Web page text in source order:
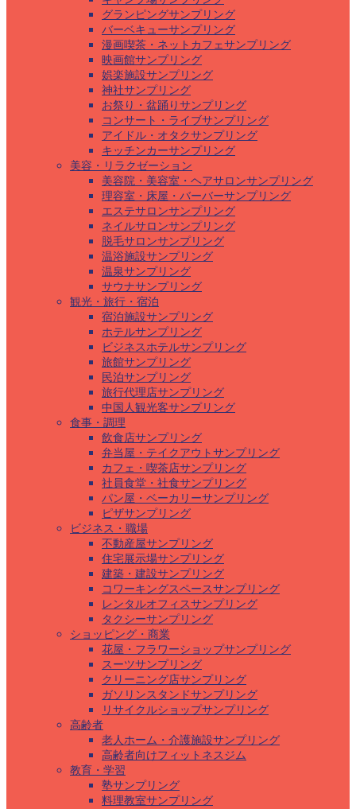
グランピングサンプリング
バーベキューサンプリング
漫画喫茶・ネットカフェサンプリング
映画館サンプリング
娯楽施設サンプリング
神社サンプリング
お祭り・盆踊りサンプリング
コンサート・ライブサンプリング
アイドル・オタクサンプリング
キッチンカーサンプリング
美容・リラクゼーション
美容院・美容室・ヘアサロンサンプリング
理容室・床屋・バーバーサンプリング
エステサロンサンプリング
ネイルサロンサンプリング
脱毛サロンサンプリング
温浴施設サンプリング
温泉サンプリング
サウナサンプリング
観光・旅行・宿泊
宿泊施設サンプリング
ホテルサンプリング
ビジネスホテルサンプリング
旅館サンプリング
民泊サンプリング
旅行代理店サンプリング
中国人観光客サンプリング
食事・調理
飲食店サンプリング
弁当屋・テイクアウトサンプリング
カフェ・喫茶店サンプリング
社員食堂・社食サンプリング
パン屋・ベーカリーサンプリング
ピザサンプリング
ビジネス・職場
不動産屋サンプリング
住宅展示場サンプリング
建築・建設サンプリング
コワーキングスペースサンプリング
レンタルオフィスサンプリング
タクシーサンプリング
ショッピング・商業
花屋・フラワーショップサンプリング
スーツサンプリング
クリーニング店サンプリング
ガソリンスタンドサンプリング
リサイクルショップサンプリング
高齢者
老人ホーム・介護施設サンプリング
高齢者向けフィットネスジム
教育・学習
塾サンプリング
料理教室サンプリング